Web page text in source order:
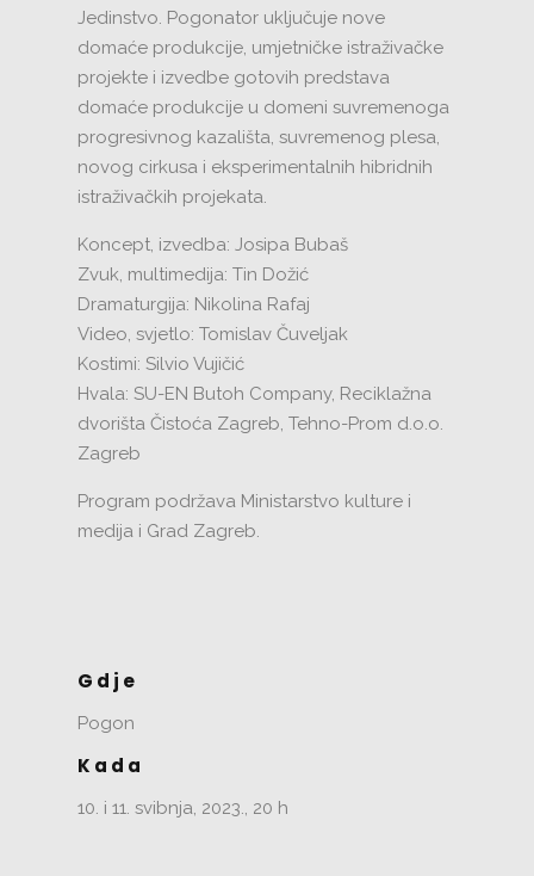
Jedinstvo. Pogonator uključuje nove
domaće produkcije, umjetničke istraživačke
projekte i izvedbe gotovih predstava
domaće produkcije u domeni suvremenoga
progresivnog kazališta, suvremenog plesa,
novog cirkusa i eksperimentalnih hibridnih
istraživačkih projekata.
Koncept, izvedba: Josipa Bubaš
Zvuk, multimedija: Tin Dožić
Dramaturgija: Nikolina Rafaj
Video, svjetlo: Tomislav Čuveljak
Kostimi: Silvio Vujičić
Hvala: SU-EN Butoh Company, Reciklažna
dvorišta Čistoća Zagreb, Tehno-Prom d.o.o.
Zagreb
Program podržava Ministarstvo kulture i
medija i Grad Zagreb.
Gdje
Pogon
Kada
10. i 11. svibnja, 2023., 20 h